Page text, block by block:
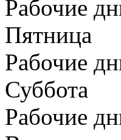
Рабочие
Пятница
Рабочие
Суббота
Рабочие